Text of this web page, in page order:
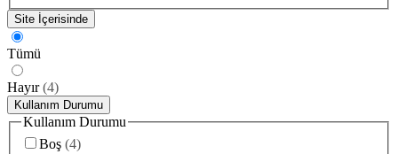
Site İçerisinde
Tümü
Hayır (4)
Kullanım Durumu
Kullanım Durumu
Boş (4)